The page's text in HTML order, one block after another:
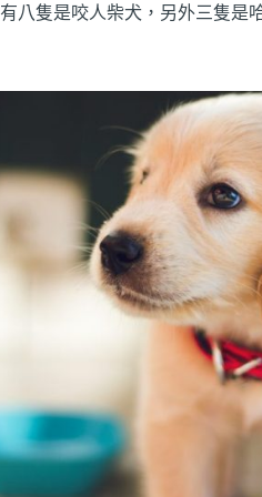
有八隻是咬人柴犬，另外三隻是